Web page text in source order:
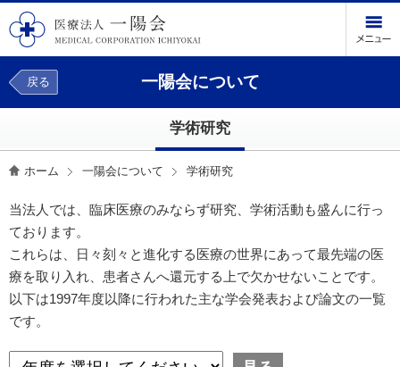
戻る 一陽会について
ホーム 一陽会について 学術研究
学術研究
当法人では、臨床医療のみならず研究、学術活動も盛んに行っ
ております。
これらは、日々刻々と進化する医療の世界にあって最先端の医
療を取り入れ、患者さんへ還元する上で欠かせないことです。
以下は1997年度以降に行われた主な学会発表および論文の一覧
です。